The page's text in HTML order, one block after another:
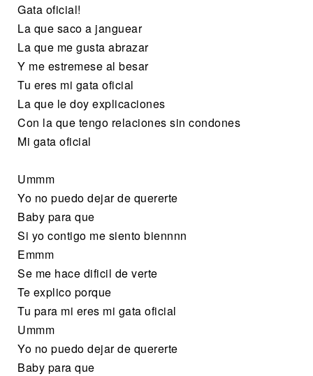
Gata oficial!
La que saco a janguear
La que me gusta abrazar
Y me estremese al besar
Tu eres mi gata oficial
La que le doy explicaciones
Con la que tengo relaciones sin condones
Mi gata oficial
Ummm
Yo no puedo dejar de quererte
Baby para que
Si yo contigo me siento biennnn
Emmm
Se me hace dificil de verte
Te explico porque
Tu para mi eres mi gata oficial
Ummm
Yo no puedo dejar de quererte
Baby para que